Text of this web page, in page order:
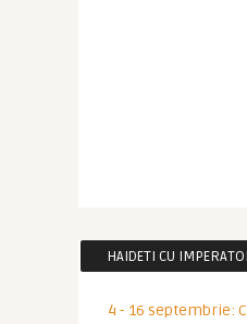
HAIDETI CU
4 - 16 septembrie: